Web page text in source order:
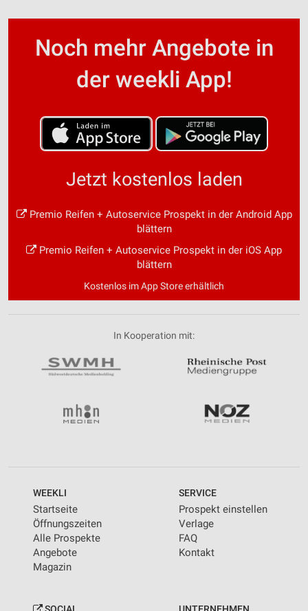
Noch mehr Angebote in
der weekli App!
Jetzt kostenlos laden
Premio Reifen + Autoservice Prospekt in der Android App
blättern
Premio Reifen + Autoservice Prospekt in der iOS App
blättern
Kostenlos im App Store erhältlich
In Kooperation mit:
WEEKLI
Startseite
Öffnungszeiten
Alle Prospekte
Angebote
Magazin
SERVICE
Prospekt einstellen
Verlage
FAQ
Kontakt